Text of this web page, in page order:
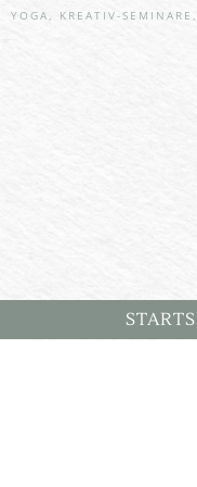
YOGA, KREATIV-
Skip to content